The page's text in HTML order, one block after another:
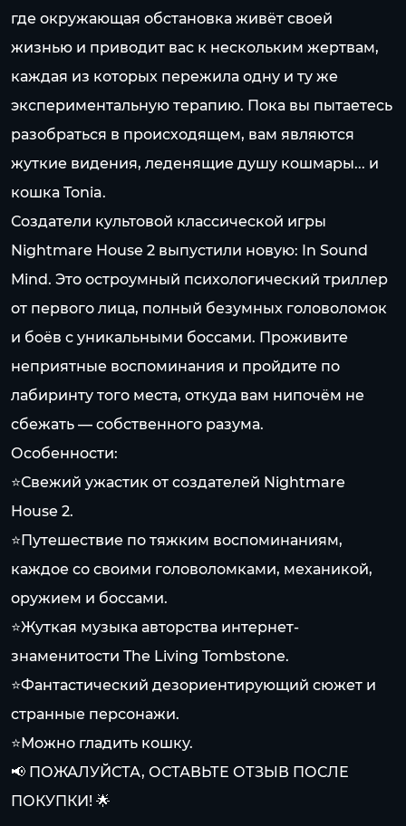
где окружающая обстановка живёт своей
жизнью и приводит вас к нескольким жертвам,
каждая из которых пережила одну и ту же
экспериментальную терапию. Пока вы пытаетесь
разобраться в происходящем, вам являются
жуткие видения, леденящие душу кошмары... и
кошка Tonia.
Создатели культовой классической игры
Nightmare House 2 выпустили новую: In Sound
Mind. Это остроумный психологический триллер
от первого лица, полный безумных головоломок
и боёв с уникальными боссами. Проживите
неприятные воспоминания и пройдите по
лабиринту того места, откуда вам нипочём не
сбежать — собственного разума.
Особенности:
⭐Свежий ужастик от создателей Nightmare
House 2.
⭐Путешествие по тяжким воспоминаниям,
каждое со своими головоломками, механикой,
оружием и боссами.
⭐Жуткая музыка авторства интернет-
знаменитости The Living Tombstone.
⭐Фантастический дезориентирующий сюжет и
странные персонажи.
⭐Можно гладить кошку.
📢 ПОЖАЛУЙСТА, ОСТАВЬТЕ ОТЗЫВ ПОСЛЕ
ПОКУПКИ! 🌟